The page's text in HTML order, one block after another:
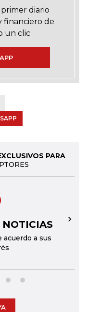
diario
financiero de
un clic
PARA
acuerdo a sus
→